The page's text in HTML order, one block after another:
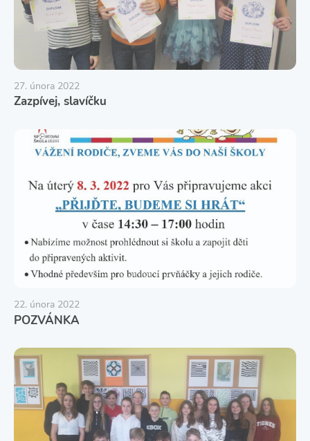
27. února 2022
Zazpívej, slavíčku
22. února 2022
POZVÁNKA